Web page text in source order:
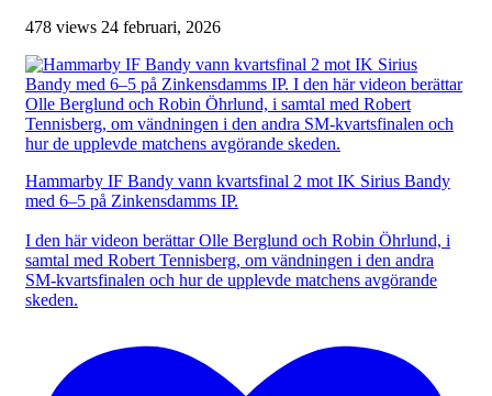
478 views 24 februari, 2026
Hammarby IF Bandy vann kvartsfinal 2 mot IK Sirius Bandy
med 6–5 på Zinkensdamms IP.
I den här videon berättar Olle Berglund och Robin Öhrlund, i
samtal med Robert Tennisberg, om vändningen i den andra
SM-kvartsfinalen och hur de upplevde matchens avgörande
skeden.